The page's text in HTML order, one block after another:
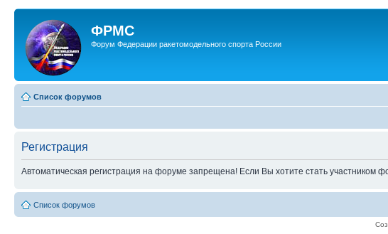
ФРМС
Форум Федерации ракетомодельного спорта России
Список форумов
Регистрация
Автоматическая регистрация на форуме запрещена! Если Вы хотите стать участником
Список форумов